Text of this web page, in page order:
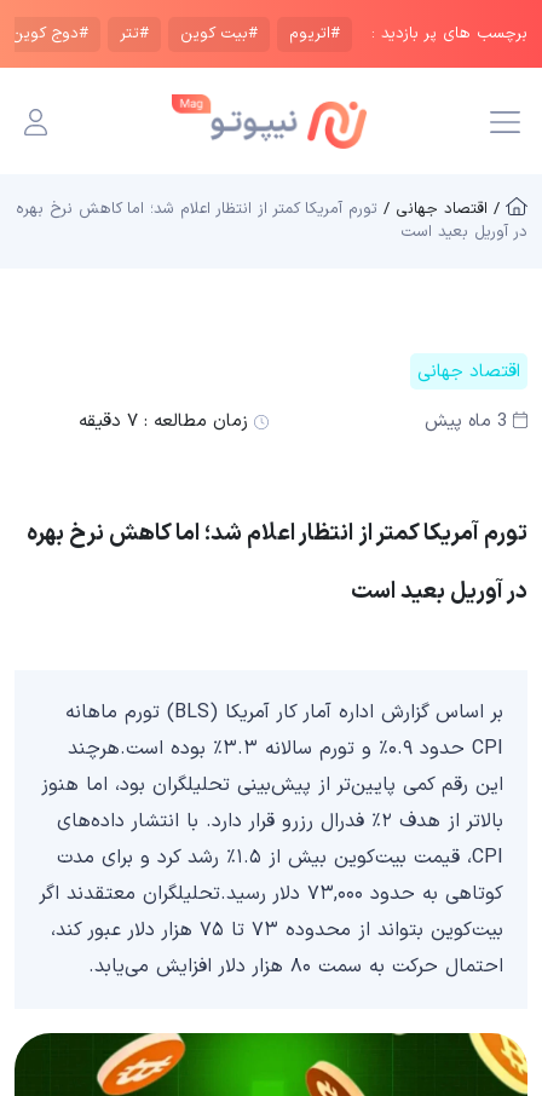
برچسب های پر بازدید : #اتریوم #بیت کوین #تتر #دوج کوین
/ اقتصاد جهانی / تورم آمریکا کمتر از انتظار اعلام شد؛ اما کاهش نرخ بهره
در آوریل بعید است
اقتصاد جهانی
3 ماه پیش
زمان مطالعه : ۷ دقیقه
تورم آمریکا کمتر از انتظار اعلام شد؛ اما کاهش نرخ بهره
در آوریل بعید است
بر اساس گزارش اداره آمار کار آمریکا (BLS) تورم ماهانه
CPI حدود ۰.۹٪ و تورم سالانه ۳.۳٪ بوده است.هرچند
این رقم کمی پایین‌تر از پیش‌بینی تحلیلگران بود، اما هنوز
بالاتر از هدف ۲٪ فدرال رزرو قرار دارد. با انتشار داده‌های
CPI، قیمت بیت‌کوین بیش از ۱.۵٪ رشد کرد و برای مدت
کوتاهی به حدود ۷۳,۰۰۰ دلار رسید.تحلیلگران معتقدند اگر
بیت‌کوین بتواند از محدوده ۷۳ تا ۷۵ هزار دلار عبور کند،
احتمال حرکت به سمت ۸۰ هزار دلار افزایش می‌یابد.